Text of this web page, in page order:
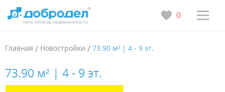
0
Главная / Новостройки / 73.90 м² | 4 - 9 эт.
73.90 м² | 4 - 9 эт.